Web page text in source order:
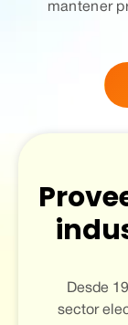
mantener
Desde
sector